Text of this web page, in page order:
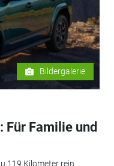
Bildergalerie
Für Familie und
119 Kilometer rein